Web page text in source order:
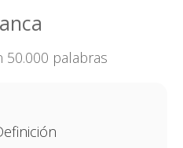
palabras